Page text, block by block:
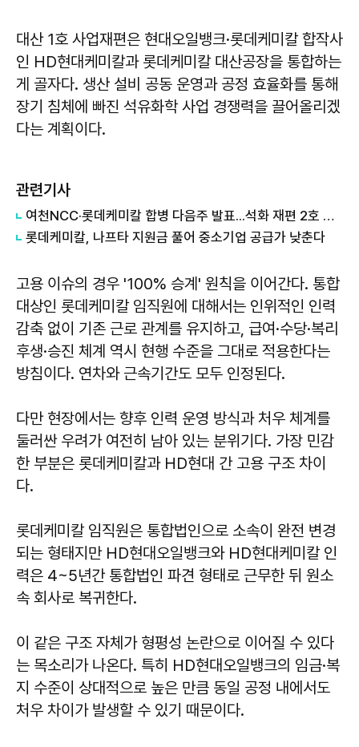
대산 1호 사업재편은 현대오일뱅크·롯데케미칼 합작사
인 HD현대케미칼과 롯데케미칼 대산공장을 통합하는
게 골자다. 생산 설비 공동 운영과 공정 효율화를 통해
장기 침체에 빠진 석유화학 사업 경쟁력을 끌어올리겠
다는 계획이다.
관련기사
여천NCC·롯데케미칼 합병 다음주 발표...석화 재편 2호 결실
롯데케미칼, 나프타 지원금 풀어 중소기업 공급가 낮춘다
고용 이슈의 경우 '100% 승계' 원칙을 이어간다. 통합
대상인 롯데케미칼 임직원에 대해서는 인위적인 인력
감축 없이 기존 근로 관계를 유지하고, 급여·수당·복리
후생·승진 체계 역시 현행 수준을 그대로 적용한다는
방침이다. 연차와 근속기간도 모두 인정된다.
다만 현장에서는 향후 인력 운영 방식과 처우 체계를
둘러싼 우려가 여전히 남아 있는 분위기다. 가장 민감
한 부분은 롯데케미칼과 HD현대 간 고용 구조 차이
다.
롯데케미칼 임직원은 통합법인으로 소속이 완전 변경
되는 형태지만 HD현대오일뱅크와 HD현대케미칼 인
력은 4~5년간 통합법인 파견 형태로 근무한 뒤 원소
속 회사로 복귀한다.
이 같은 구조 자체가 형평성 논란으로 이어질 수 있다
는 목소리가 나온다. 특히 HD현대오일뱅크의 임금·복
지 수준이 상대적으로 높은 만큼 동일 공정 내에서도
처우 차이가 발생할 수 있기 때문이다.